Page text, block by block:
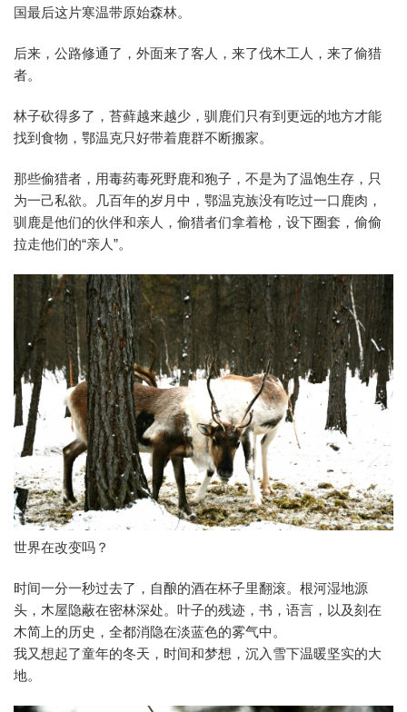
国最后这片寒温带原始森林。
后来，公路修通了，外面来了客人，来了伐木工人，来了偷猎
者。
林子砍得多了，苔藓越来越少，驯鹿们只有到更远的地方才能
找到食物，鄂温克只好带着鹿群不断搬家。
那些偷猎者，用毒药毒死野鹿和狍子，不是为了温饱生存，只
为一己私欲。几百年的岁月中，鄂温克族没有吃过一口鹿肉，
驯鹿是他们的伙伴和亲人，偷猎者们拿着枪，设下圈套，偷偷
拉走他们的“亲人”。
世界在改变吗？
时间一分一秒过去了，自酿的酒在杯子里翻滚。根河湿地源
头，木屋隐蔽在密林深处。叶子的残迹，书，语言，以及刻在
木简上的历史，全都消隐在淡蓝色的雾气中。
我又想起了童年的冬天，时间和梦想，沉入雪下温暖坚实的大
地。